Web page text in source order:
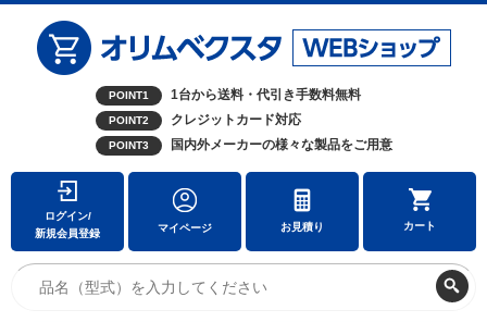
POINT1 1台から送料・代引き手数料無料
POINT2 クレジットカード対応
POINT3 国内外メーカーの様々な製品をご用意
ログイン/
新規会員登録
マイページ お見積り カート